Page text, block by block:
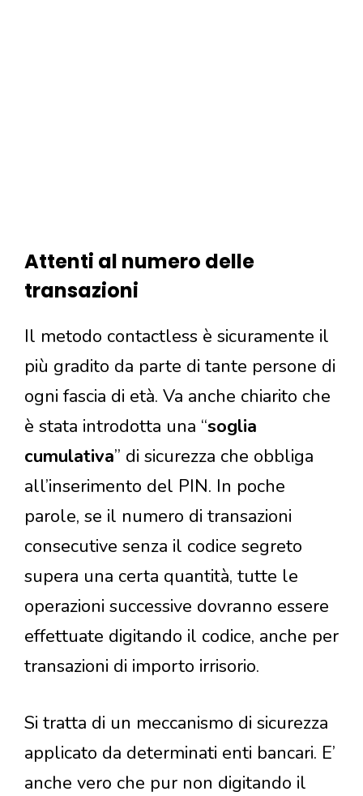
Attenti al numero delle
transazioni
Il metodo contactless è sicuramente il
più gradito da parte di tante persone di
ogni fascia di età. Va anche chiarito che
è stata introdotta una “soglia
cumulativa” di sicurezza che obbliga
all’inserimento del PIN. In poche
parole, se il numero di transazioni
consecutive senza il codice segreto
supera una certa quantità, tutte le
operazioni successive dovranno essere
effettuate digitando il codice, anche per
transazioni di importo irrisorio.
Si tratta di un meccanismo di sicurezza
applicato da determinati enti bancari. E’
anche vero che pur non digitando il